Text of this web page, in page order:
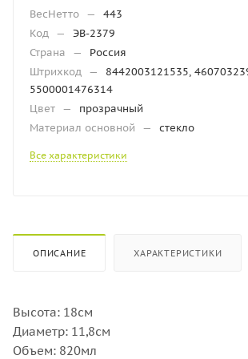
ВесНетто —
443
Код —
ЭВ-2379
Страна
—
Россия
Штрихкод —
8442003121535,
5500001476314
Цвет —
прозрачный
Материал основной
— стекло
Все характеристики
ОПИСАНИЕ ХАРАКТЕРИСТИКИ
Высота: 18см
Диаметр: 11,8см
Объем: 820мл